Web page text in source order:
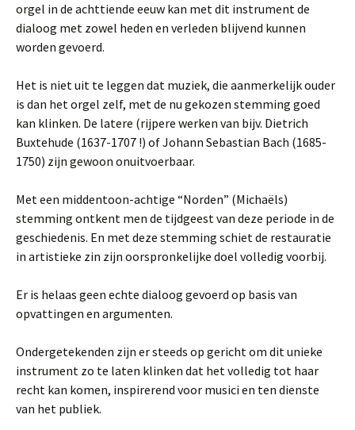
orgel in de achttiende eeuw kan met dit instrument de
dialoog met zowel heden en verleden blijvend kunnen
worden gevoerd.
Het is niet uit te leggen dat muziek, die aanmerkelijk ouder
is dan het orgel zelf, met de nu gekozen stemming goed
kan klinken. De latere (rijpere werken van bijv. Dietrich
Buxtehude (1637-1707 !) of Johann Sebastian Bach (1685-
1750) zijn gewoon onuitvoerbaar.
Met een middentoon-achtige “Norden” (Michaëls)
stemming ontkent men de tijdgeest van deze periode in de
geschiedenis. En met deze stemming schiet de restauratie
in artistieke zin zijn oorspronkelijke doel volledig voorbij.
Er is helaas geen echte dialoog gevoerd op basis van
opvattingen en argumenten.
Ondergetekenden zijn er steeds op gericht om dit unieke
instrument zo te laten klinken dat het volledig tot haar
recht kan komen, inspirerend voor musici en ten dienste
van het publiek.